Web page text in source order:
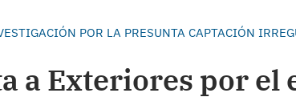
POR LA PRESUNTA CAPTACIÓN
a Exteriores por el